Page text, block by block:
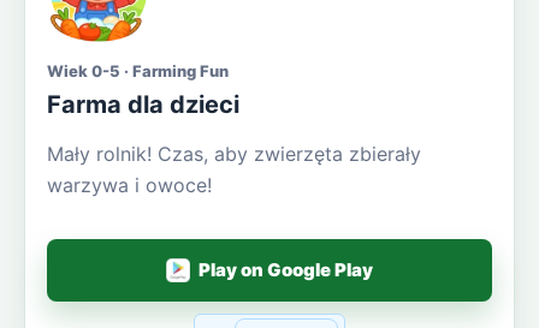
Wiek 0-5 · Farming Fun
Farma dla dzieci
Mały rolnik! Czas, aby zwierzęta zbierały
warzywa i owoce!
Play on Google Play